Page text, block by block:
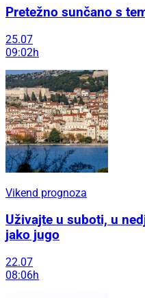
Pretežno sunčano s
25.07
09:02h
Vikend prognoza
Uživajte u suboti, u
jako jugo
22.07
08:06h